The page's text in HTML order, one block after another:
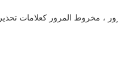
، مخروط المرور كعلامات تحذير.